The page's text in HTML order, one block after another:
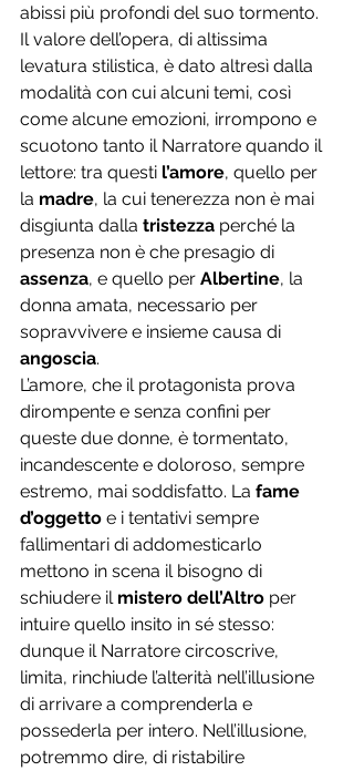
abissi più profondi del suo tormento.
Il valore dell’opera, di altissima
levatura stilistica, è dato altresì dalla
modalità con cui alcuni temi, così
come alcune emozioni, irrompono e
scuotono tanto il Narratore quando il
lettore: tra questi l’amore, quello per
la madre, la cui tenerezza non è mai
disgiunta dalla tristezza perché la
presenza non è che presagio di
assenza, e quello per Albertine, la
donna amata, necessario per
sopravvivere e insieme causa di
angoscia.
L’amore, che il protagonista prova
dirompente e senza confini per
queste due donne, è tormentato,
incandescente e doloroso, sempre
estremo, mai soddisfatto. La fame
d’oggetto e i tentativi sempre
fallimentari di addomesticarlo
mettono in scena il bisogno di
schiudere il mistero dell’Altro per
intuire quello insito in sé stesso:
dunque il Narratore circoscrive,
limita, rinchiude l’alterità nell’illusione
di arrivare a comprenderla e
possederla per intero. Nell’illusione,
potremmo dire, di ristabilire